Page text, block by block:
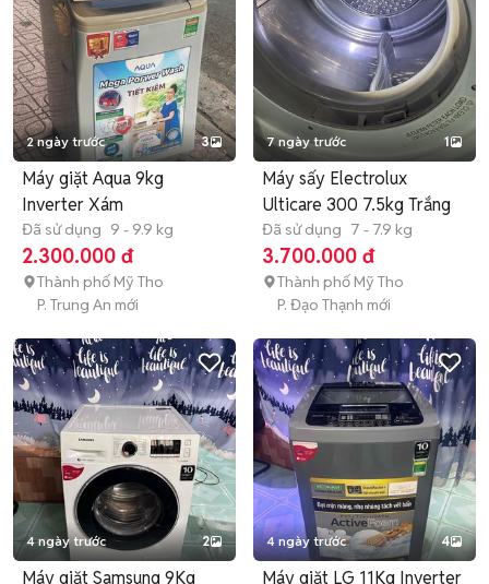
2 ngày trước 3
Máy giặt Aqua 9kg
Inverter Xám
Đã sử dụng 9 - 9.9 kg
2.300.000 đ
Thành phố Mỹ Tho
P. Trung An mới
7 ngày trước 1
Máy sấy Electrolux
Ulticare 300 7.5kg Trắng
Đã sử dụng 7 - 7.9 kg
3.700.000 đ
Thành phố Mỹ Tho
P. Đạo Thạnh mới
4 ngày trước 2
Máy giặt Samsung 9Kg
4 ngày trước 4
Máy giặt LG 11Kg Inverter